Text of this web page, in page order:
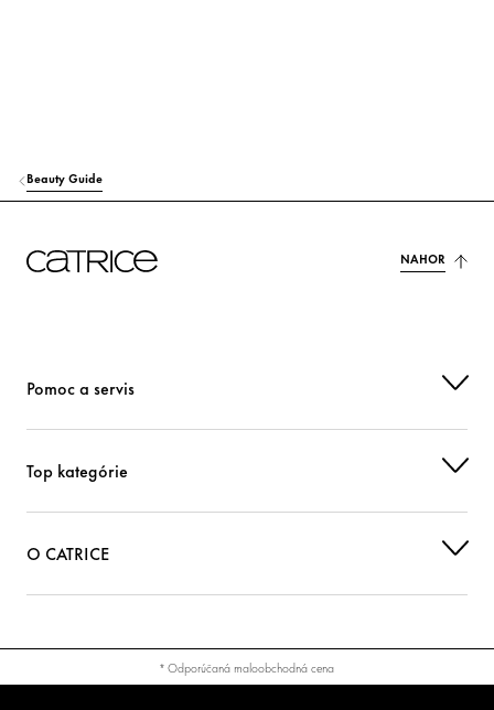
Beauty Guide
NAHOR
Pomoc a servis
Top kategórie
O CATRICE
* Odporúčaná maloobchodná cena